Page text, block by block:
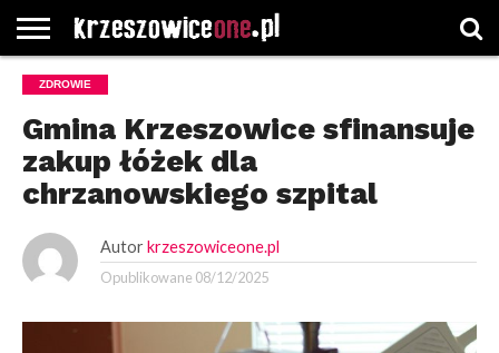
STRONA
GŁÓWNA
WYBORY
WYBIERZ
ROZKŁADY
GREGORCZYK
KONTAKT
ZDROWIE
Gmina Krzeszowice sfinansuje
zakup łóżek dla
chrzanowskiego szpital
Autor krzeszowiceone.pl
Opublikowane 08/12/2025